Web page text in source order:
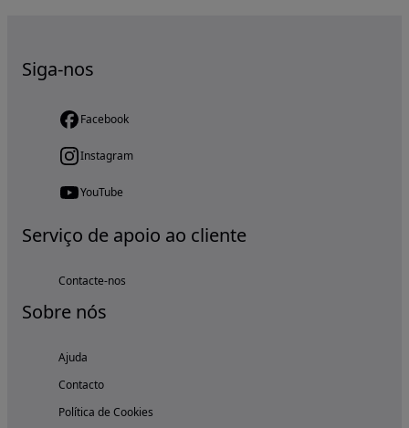
Siga-nos
Facebook
Instagram
YouTube
Serviço de apoio ao cliente
Contacte-nos
Sobre nós
Ajuda
Contacto
Política de Cookies